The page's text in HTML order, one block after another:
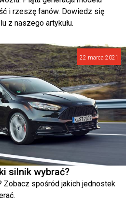
i rzeszę fanów. Dowiedz się
z naszego artykułu.
22 marca 2021
silnik wybrać?
Zobacz spośród jakich jednostek